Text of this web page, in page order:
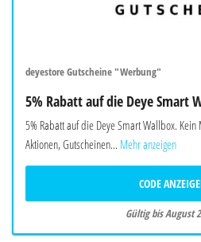
deyestore Gutscheine "Werbung"
5% Rabatt auf die Deye Smart
5% Rabatt auf die Deye Smart Wallbox.
Aktionen, Gutscheinen... Mehr anzeigen
CODE
Gültig bis August